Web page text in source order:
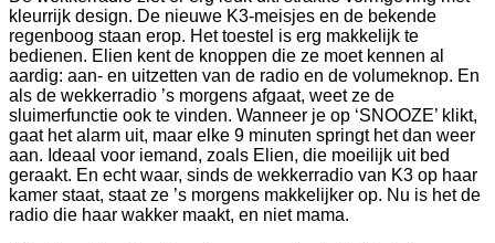
kleurrijk design. De nieuwe K3-meisjes en de bekende
regenboog staan erop. Het toestel is erg makkelijk te
bedienen. Elien kent de knoppen die ze moet kennen al
aardig: aan- en uitzetten van de radio en de volumeknop. En
als de wekkerradio ’s morgens afgaat, weet ze de
sluimerfunctie ook te vinden. Wanneer je op ‘SNOOZE’ klikt,
gaat het alarm uit, maar elke 9 minuten springt het dan weer
aan. Ideaal voor iemand, zoals Elien, die moeilijk uit bed
geraakt. En echt waar, sinds de wekkerradio van K3 op haar
kamer staat, staat ze ’s morgens makkelijker op. Nu is het de
radio die haar wakker maakt, en niet mama.